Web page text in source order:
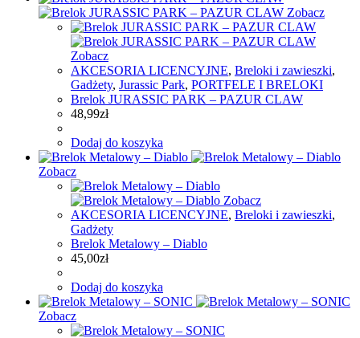
Zobacz
Zobacz
AKCESORIA LICENCYJNE, Breloki i zawieszki,
Gadżety, Jurassic Park, PORTFELE I BRELOKI
Brelok JURASSIC PARK – PAZUR CLAW
48,99zł
Dodaj do koszyka
Zobacz
Zobacz
AKCESORIA LICENCYJNE, Breloki i zawieszki,
Gadżety
Brelok Metalowy – Diablo
45,00zł
Dodaj do koszyka
Zobacz